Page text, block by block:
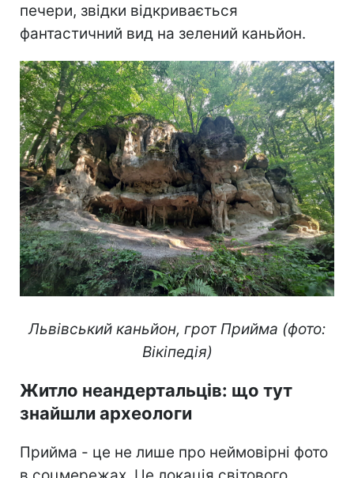
печери, звідки відкривається
фантастичний вид на зелений каньйон.
Львівський каньйон, грот Прийма (фото:
Вікіпедія)
Житло неандертальців: що тут
знайшли археологи
Прийма - це не лише про неймовірні фото